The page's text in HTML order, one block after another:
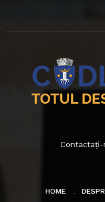
Contactați-
HOME